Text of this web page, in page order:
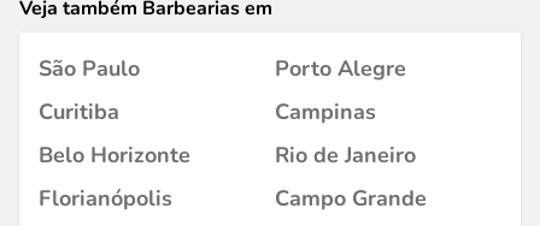
Veja também Barbearias em
São Paulo
Porto Alegre
Curitiba
Campinas
Belo Horizonte
Rio de Janeiro
Florianópolis
Campo Grande